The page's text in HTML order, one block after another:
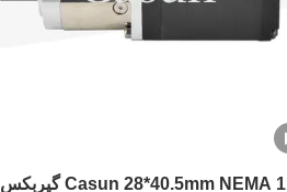
Casun 28*40.5mm NEMA 11 گیربکس